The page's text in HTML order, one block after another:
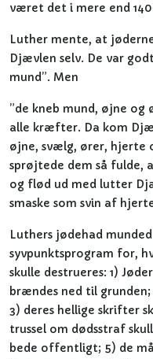
været det i mere end
Luther mente, at
Djævlen selv. De var
mund”. Men
”de kneb mund, øjne
alle kræfter. Da kom
øjne, svælg, ører, hjerte
sprøjtede dem så fulde,
og flød ud med lutter
smaske som svin af
Luthers jødehad
syvpunktsprogram for,
skulle destrueres: 1)
brændes ned til
3) deres hellige skrifter
trussel om dødsstraf
bede offentligt; 5) de